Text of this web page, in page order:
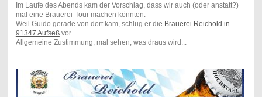
Im Laufe des Abends kam der Vorschlag, dass wir auch (oder anstatt?)
mal eine Brauerei-Tour machen könnten.
Weil Guido gerade von dort kam, schlug er die Brauerei Reichold in
91347 Aufseßvor.
Allgemeine Zustimmung, mal sehen, was draus wird...